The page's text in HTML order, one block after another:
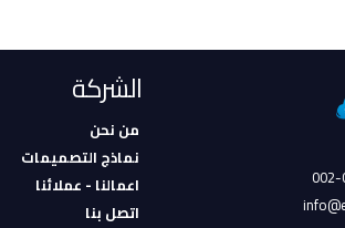
الشركة
من نحن
نماذج التصميمات
اعمالنا - عملائنا
اتصل بنا